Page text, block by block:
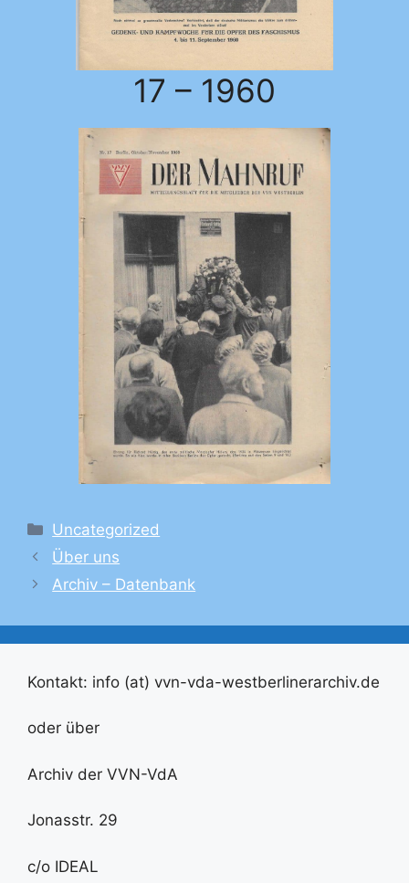
17 – 1960
Kategorien
Uncategorized
Über uns
Archiv – Datenbank
Kontakt: info (at) vvn-vda-westberlinerarchiv.de
oder über
Archiv der VVN-VdA
Jonasstr. 29
c/o IDEAL